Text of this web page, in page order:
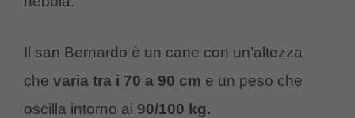
Il san Bernardo è un cane con un’altezza
che varia tra i 70 a 90 cm e un peso che
oscilla intorno ai 90/100 kg.